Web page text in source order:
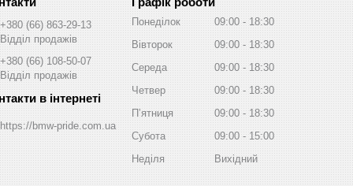
+380 (66) 863-29-13
Відділ продажів
+380 (66) 108-50-07
Відділ продажів
https://bmw-pride.com.ua
Понеділок 09:00
18:30
Вівторок
09:00
18:30
Середа
09:00
18:30
Четвер
09:00
18:30
Пʼятниця
09:00
18:30
Субота
09:00
15:00
Неділя
Вихідний